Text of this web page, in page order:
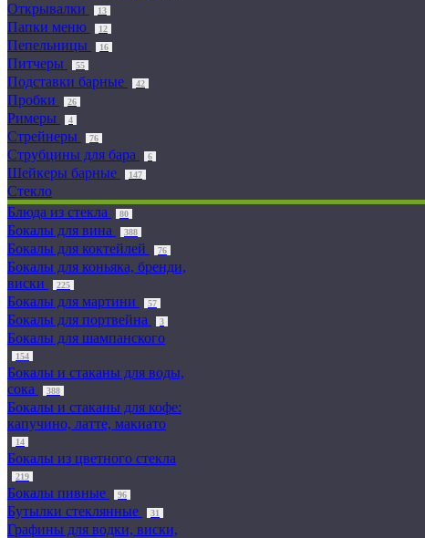
Открывалки 13
Папки меню 12
Пепельницы 16
Питчеры 55
Подставки барные 42
Пробки 26
Римеры 4
Стрейнеры 76
Струбцины для бара 6
Шейкеры барные 147
Стекло
Блюда из стекла
80
Бокалы для вина 388
Бокалы для коктейлей 76
Бокалы для коньяка, бренди,
виски
225
Бокалы для мартини 57
Бокалы для портвейна 3
Бокалы для шампанского
154
Бокалы и стаканы для воды,
сока
388
Бокалы и стаканы для кофе:
капучино, латте, макиато
14
Бокалы из цветного стекла
219
Бокалы пивные 96
Бутылки стеклянные 31
Графины для водки, виски,